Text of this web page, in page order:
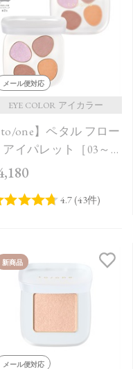
メール便対応
EYE COLOR アイカラー
to/one】ペタル フロー
アイパレット［03～
新商品
メール便対応